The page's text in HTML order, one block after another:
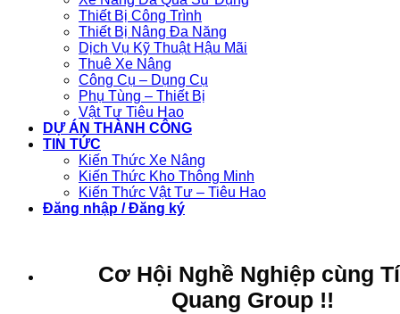
Thiết Bị Công Trình
Thiết Bị Nâng Đa Năng
Dịch Vụ Kỹ Thuật Hậu Mãi
Thuê Xe Nâng
Công Cụ – Dụng Cụ
Phụ Tùng – Thiết Bị
Vật Tư Tiêu Hao
DỰ ÁN THÀNH CÔNG
TIN TỨC
Kiến Thức Xe Nâng
Kiến Thức Kho Thông Minh
Kiến Thức Vật Tư – Tiêu Hao
Đăng nhập / Đăng ký
Cơ Hội Nghề Nghiệp cùng
Quang Group !!